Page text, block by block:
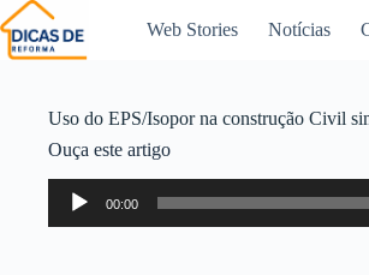
Web Stories Notícias
Uso do EPS/Isopor na construção Civil
Ouça este artigo
Tocador
áudio
00:00